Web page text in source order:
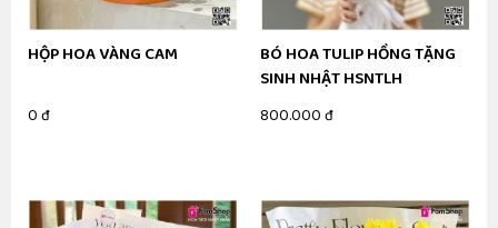
HỘP HOA VÀNG CAM
0 đ
BÓ HOA TULIP HỒNG TẶNG
SINH NHẬT HSNTLH
800.000 đ